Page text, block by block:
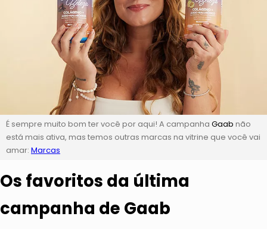
É sempre muito bom ter você por aqui! A campanha Gaab não
está mais ativa, mas temos outras marcas na vitrine que você vai
amar: Marcas
Os favoritos da última
campanha de Gaab